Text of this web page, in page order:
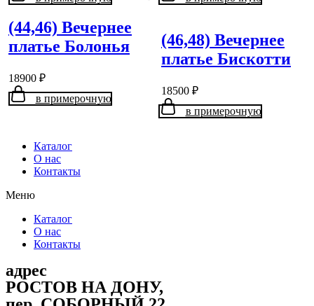
(44,46) Вечернее
платье Болонья
18900 ₽
в примерочную
(46,48) Вечернее
платье Бискотти
18500 ₽
в примерочную
Каталог
О нас
Контакты
Меню
Каталог
О нас
Контакты
адрес
РОСТОВ НА ДОНУ,